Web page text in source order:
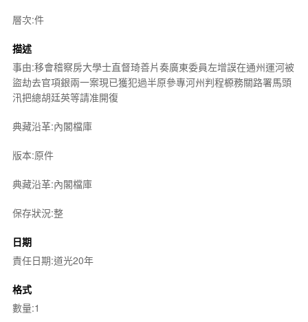
層次:件
描述
事由:移會稽察房大學士直督琦善片奏廣東委員左增謨在通州運河被
盜劫去官項銀兩一案現已獲犯過半原參專河州判程榞務關路署馬頭
汛把總胡廷英等請准開復
典藏沿革:內閣檔庫
版本:原件
典藏沿革:內閣檔庫
保存狀況:整
日期
責任日期:道光20年
格式
數量:1